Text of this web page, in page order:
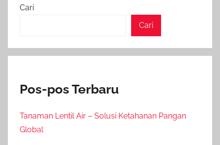
Cari
Cari
Pos-pos Terbaru
Tanaman Lentil Air – Solusi Ketahanan Pangan
Global